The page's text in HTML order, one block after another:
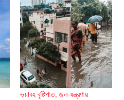
ভয়াবহ বৃষ্টিপাত, জল-যন্ত্রণায়